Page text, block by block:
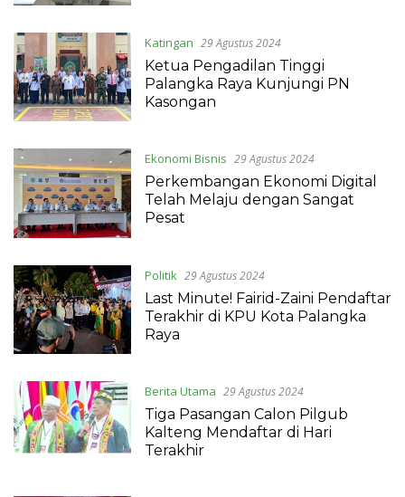
Katingan 29 Agustus 2024
Ketua Pengadilan Tinggi
Palangka Raya Kunjungi PN
Kasongan
Ekonomi Bisnis 29 Agustus 2024
Perkembangan Ekonomi Digital
Telah Melaju dengan Sangat
Pesat
Politik 29 Agustus 2024
Last Minute! Fairid-Zaini Pendaftar
Terakhir di KPU Kota Palangka
Raya
Berita Utama 29 Agustus 2024
Tiga Pasangan Calon Pilgub
Kalteng Mendaftar di Hari
Terakhir